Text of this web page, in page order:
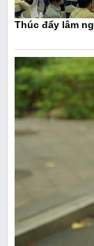
Thúc đẩy lâm